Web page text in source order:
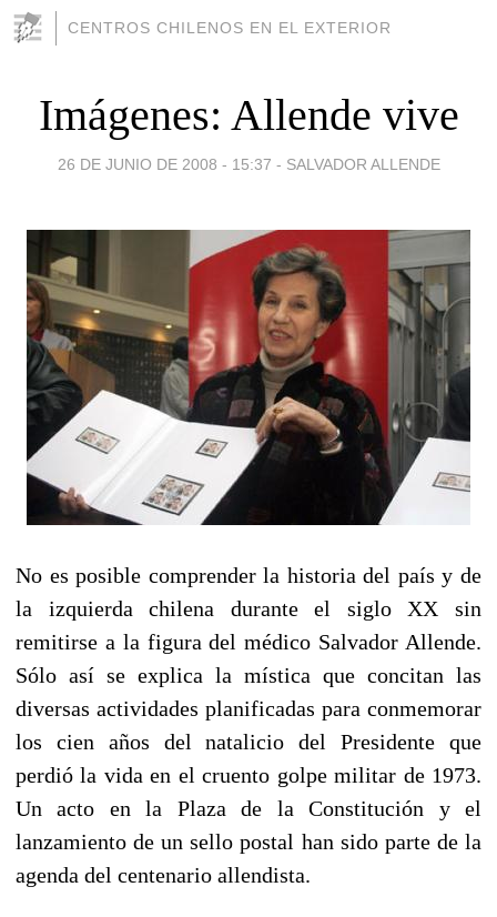
CENTROS CHILENOS EN EL EXTERIOR
Imágenes: Allende vive
26 DE JUNIO DE 2008 - 15:37 - SALVADOR ALLENDE
No es posible comprender la historia del país y de
la izquierda chilena durante el siglo XX sin
remitirse a la figura del médico Salvador Allende.
Sólo así se explica la mística que concitan las
diversas actividades planificadas para conmemorar
los cien años del natalicio del Presidente que
perdió la vida en el cruento golpe militar de 1973.
Un acto en la Plaza de la Constitución y el
lanzamiento de un sello postal han sido parte de la
agenda del centenario allendista.